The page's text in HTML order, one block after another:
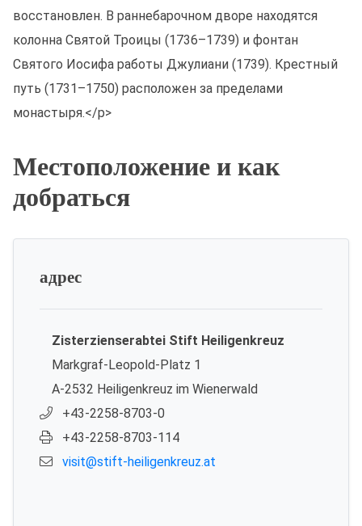
восстановлен. В раннебарочном дворе находятся
колонна Святой Троицы (1736–1739) и фонтан
Святого Иосифа работы Джулиани (1739). Крестный
путь (1731–1750) расположен за пределами
монастыря.</p>
Местоположение и как
добраться
адрес
Zisterzienserabtei Stift Heiligenkreuz
Markgraf-Leopold-Platz 1
A-2532 Heiligenkreuz im Wienerwald
+43-2258-8703-0
+43-2258-8703-114
visit@stift-heiligenkreuz.at